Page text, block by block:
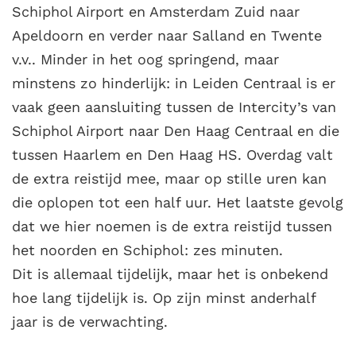
Schiphol Airport en Amsterdam Zuid naar
Apeldoorn en verder naar Salland en Twente
v.v.. Minder in het oog springend, maar
minstens zo hinderlijk: in Leiden Centraal is er
vaak geen aansluiting tussen de Intercity’s van
Schiphol Airport naar Den Haag Centraal en die
tussen Haarlem en Den Haag HS. Overdag valt
de extra reistijd mee, maar op stille uren kan
die oplopen tot een half uur. Het laatste gevolg
dat we hier noemen is de extra reistijd tussen
het noorden en Schiphol: zes minuten.
Dit is allemaal tijdelijk, maar het is onbekend
hoe lang tijdelijk is. Op zijn minst anderhalf
jaar is de verwachting.